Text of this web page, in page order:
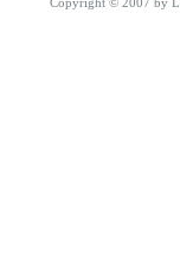
Copyright © 2007 by